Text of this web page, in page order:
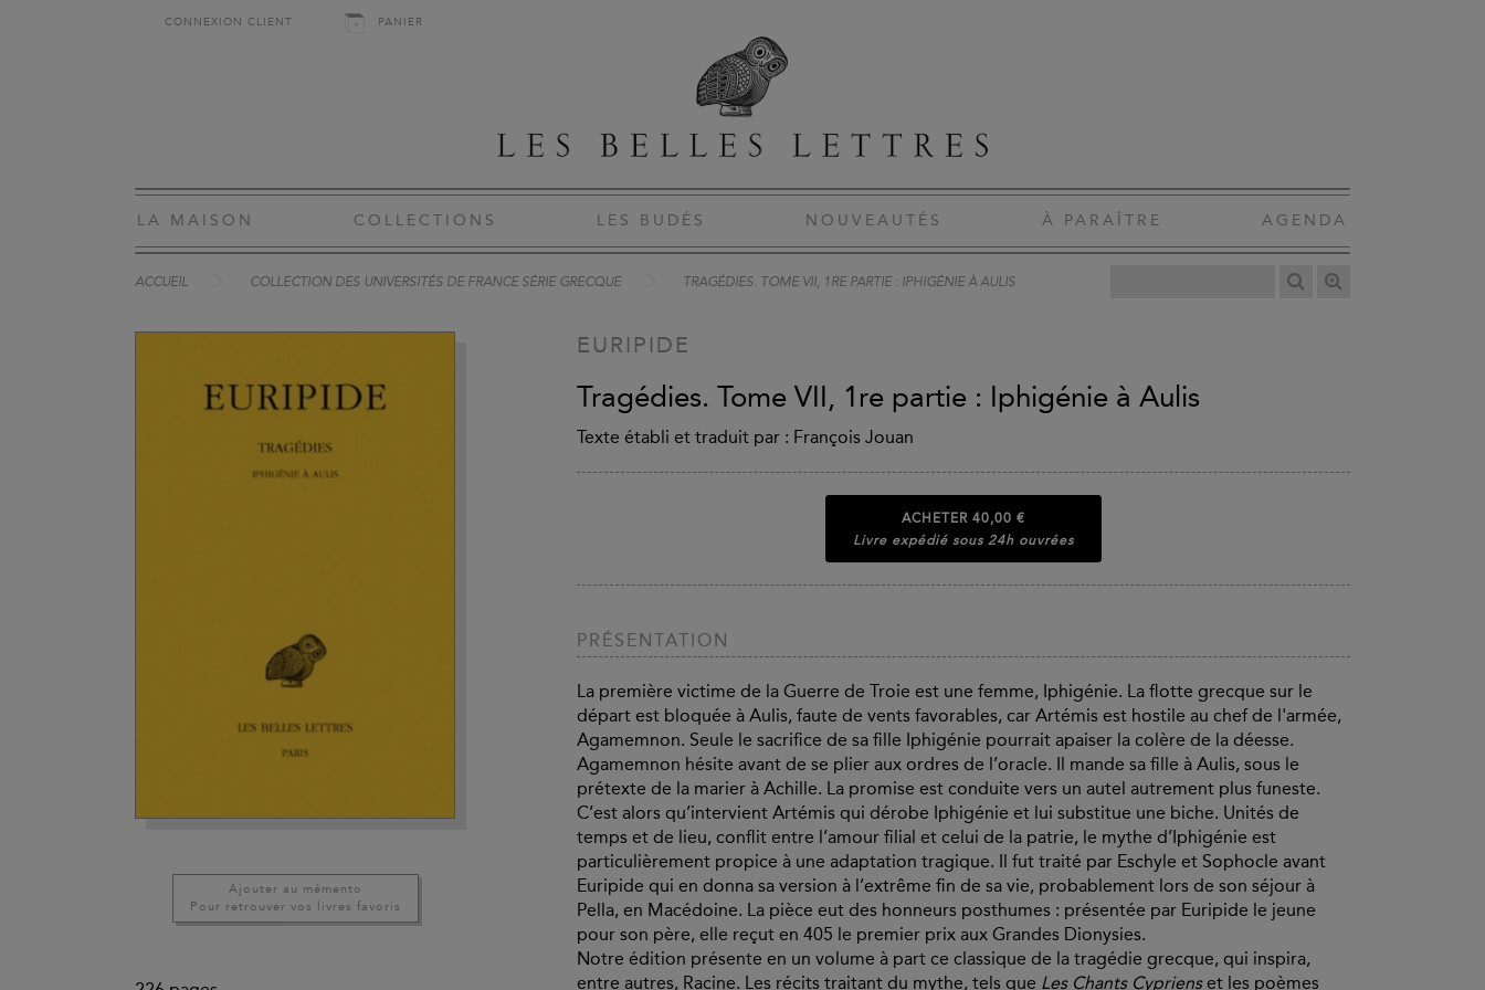
CONNEXION CLIENT PANIER
LA MAISON COLLECTIONS LES BUDÉS NOUVEAUTÉS À PARAÎTRE AGENDA
ACCUEIL COLLECTION DES UNIVERSITÉS DE FRANCE SÉRIE GRECQUE TRAGÉDIES. TOME VII, 1RE PARTIE : IPHIGÉNIE À AULIS
Ajouter au mémento
Pour retrouver vos livres favoris
EURIPIDE
Tragédies. Tome VII, 1re partie : Iphigénie à Aulis
Texte établi et traduit par : François Jouan
ACHETER 40,00 €
Livre expédié sous 24h ouvrées
PRÉSENTATION
La première victime de la Guerre de Troie est une femme, Iphigénie. La flotte grecque sur le
départ est bloquée à Aulis, faute de vents favorables, car Artémis est hostile au chef de l'armée,
Agamemnon. Seule le sacrifice de sa fille Iphigénie pourrait apaiser la colère de la déesse.
Agamemnon hésite avant de se plier aux ordres de l’oracle. Il mande sa fille à Aulis, sous le
prétexte de la marier à Achille. La promise est conduite vers un autel autrement plus funeste.
C’est alors qu’intervient Artémis qui dérobe Iphigénie et lui substitue une biche. Unités de
temps et de lieu, conflit entre l’amour filial et celui de la patrie, le mythe d’Iphigénie est
particulièrement propice à une adaptation tragique. Il fut traité par Eschyle et Sophocle avant
Euripide qui en donna sa version à l’extrême fin de sa vie, probablement lors de son séjour à
Pella, en Macédoine. La pièce eut des honneurs posthumes : présentée par Euripide le jeune
pour son père, elle reçut en 405 le premier prix aux Grandes Dionysies.
Notre édition présente en un volume à part ce classique de la tragédie grecque, qui inspira,
entre autres, Racine. Les récits traitant du mythe, tels que Les Chants Cyprienset les poèmes